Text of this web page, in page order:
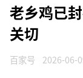
老乡鸡已
关切
百家号 2026-06-